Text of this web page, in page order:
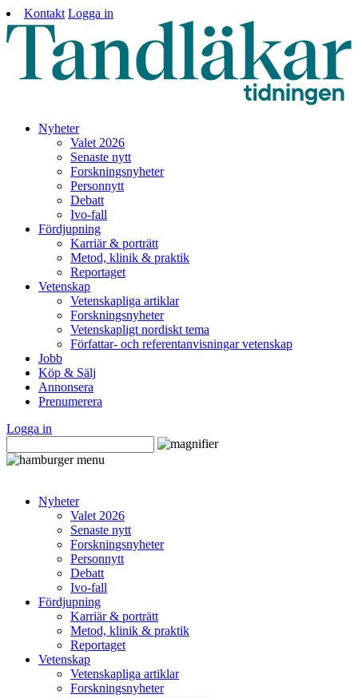
Kontakt Logga in
Nyheter
Valet 2026
Senaste nytt
Forskningsnyheter
Personnytt
Debatt
Ivo-fall
Fördjupning
Karriär & porträtt
Metod, klinik & praktik
Reportaget
Vetenskap
Vetenskapliga artiklar
Forskningsnyheter
Vetenskapligt nordiskt tema
Författar- och referentanvisningar vetenskap
Jobb
Köp & Sälj
Annonsera
Prenumerera
Logga in
Nyheter
Valet 2026
Senaste nytt
Forskningsnyheter
Personnytt
Debatt
Ivo-fall
Fördjupning
Karriär & porträtt
Metod, klinik & praktik
Reportaget
Vetenskap
Vetenskapliga artiklar
Forskningsnyheter